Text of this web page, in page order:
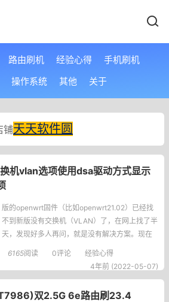
路由刷机 经验心得
手机刷机
操作系统 其他 关于
铺天天软件圆
机vlan选项使用dsa驱动方式显示
版的openwrt固件（比如openwrt21.02）已经找
不到新版没有交换机（VLAN）了，在网上找了半
天，发现好多人再问，就是没有解决方案。现在
分享一下新版的openwrt固件如何找到打开VLAN
交换机功能。新版openwrt固件找不到交换机选项
6165阅读 0评论
经验心得
4年前 (2022-05-07)
双2.5G 6e路由刷23.4